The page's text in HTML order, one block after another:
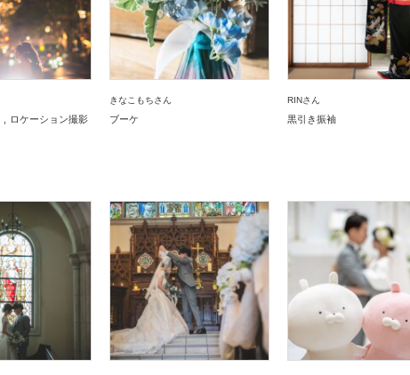
ロケーション撮影
きなこもちさん
ブーケ
RINさん
黒引き振袖